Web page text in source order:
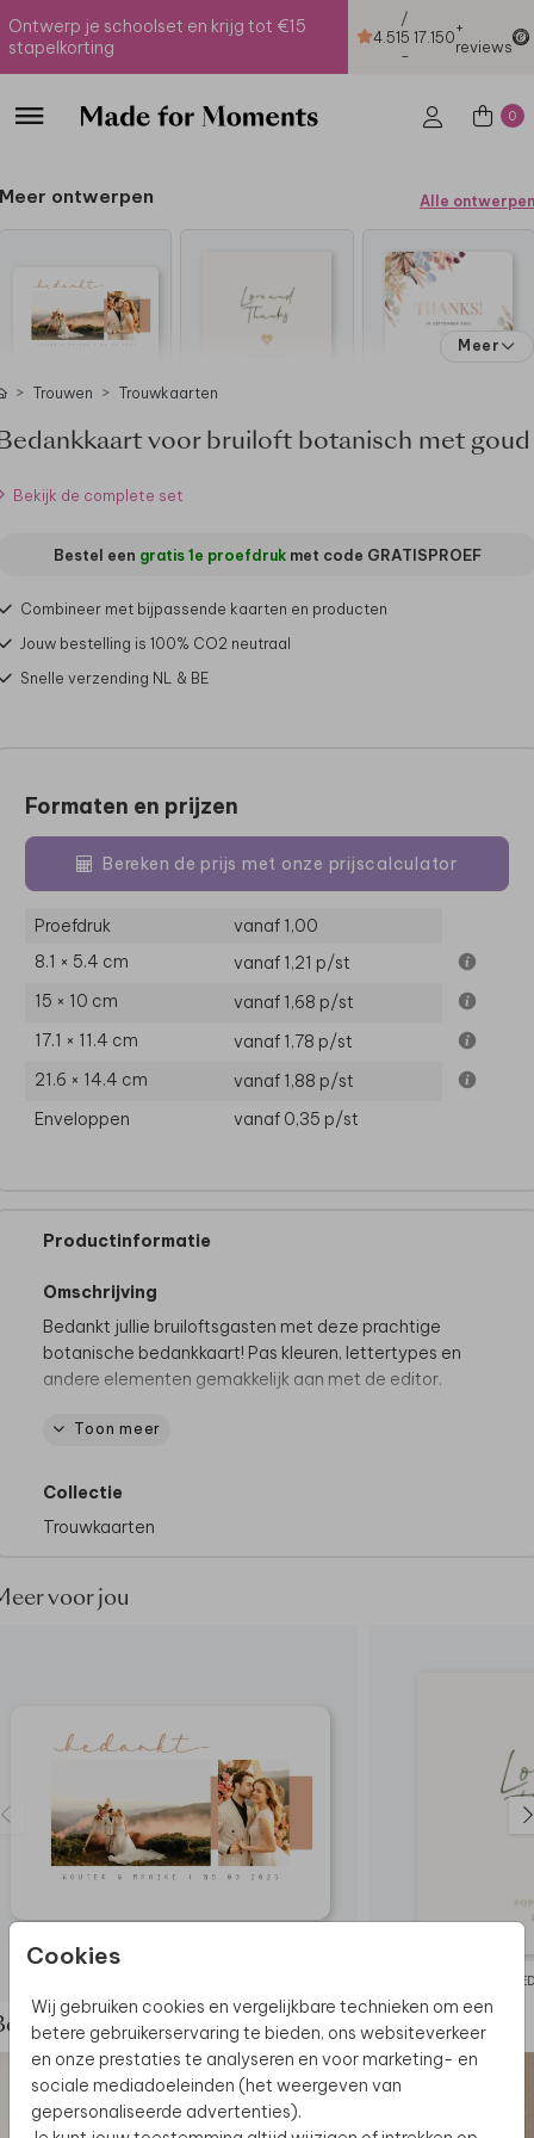
Ontwerp je schoolset en krijg tot €15
stapelkorting
4.51
/
5
-
17.150+
reviews
0
Cookies
Wij gebruiken cookies en vergelijkbare technieken om een
betere gebruikerservaring te bieden, ons websiteverkeer
en onze prestaties te analyseren en voor marketing- en
sociale mediadoeleinden (het weergeven van
gepersonaliseerde advertenties).
Meer ontwerpen Alle ontwerpen
Meer
Trouwen Trouwkaarten
voor bruiloft botanisch met goud
Bekijk de complete set
Bestel een gratis 1e proefdrukmet code GRATISPROEF
Combineer met bijpassende kaarten en producten
Jouw bestelling is 100% CO2 neutraal
Snelle verzending NL & BE
Formaten en prijzen
Bereken de prijs met onze prijscalculator
Proefdruk
vanaf 1,00
8.1 × 5.4 cm
vanaf 1,21 p/st
15 × 10 cm
vanaf 1,68 p/st
17.1 × 11.4 cm
vanaf 1,78 p/st
21.6 × 14.4 cm
vanaf 1,88 p/st
Enveloppen
vanaf 0,35 p/st
Productinformatie
Omschrijving
Bedankt jullie bruiloftsgasten met deze prachtige
botanische bedankkaart! Pas kleuren, lettertypes en
andere elementen gemakkelijk aan met de editor.
Dit product maakt deel uit van
Toon meer
Collectie
Trouwkaarten
voor jou
de complete set